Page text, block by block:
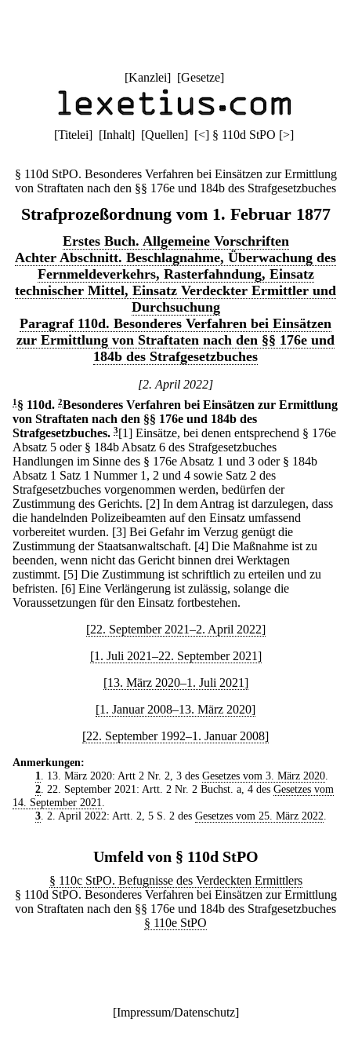
[Kanzlei] [Gesetze]
[Titelei] [Inhalt] [Quellen] [<] § 110d StPO [>]
§ 110d StPO. Besonderes Verfahren bei Einsätzen zur Ermittlung
von Straftaten nach den §§ 176e und 184b des Strafgesetzbuches
Strafprozeßordnung vom 1. Februar 1877
Erstes Buch. Allgemeine Vorschriften
Achter Abschnitt. Beschlagnahme, Überwachung des
Fernmeldeverkehrs, Rasterfahndung, Einsatz
technischer Mittel, Einsatz Verdeckter Ermittler und
Durchsuchung
Paragraf 110d. Besonderes Verfahren bei Einsätzen
zur Ermittlung von Straftaten nach den §§ 176e und
184b des Strafgesetzbuches
[2. April 2022]
1 § 110d. 2Besonderes Verfahren bei Einsätzen zur Ermittlung
von Straftaten nach den §§ 176e und 184b des
Strafgesetzbuches. 3[1] Einsätze, bei denen entsprechend § 176e
Absatz 5 oder § 184b Absatz 6 des Strafgesetzbuches
Handlungen im Sinne des § 176e Absatz 1 und 3 oder § 184b
Absatz 1 Satz 1 Nummer 1, 2 und 4 sowie Satz 2 des
Strafgesetzbuches vorgenommen werden, bedürfen der
Zustimmung des Gerichts. [2] In dem Antrag ist darzulegen, dass
die handelnden Polizeibeamten auf den Einsatz umfassend
vorbereitet wurden. [3] Bei Gefahr im Verzug genügt die
Zustimmung der Staatsanwaltschaft. [4] Die Maßnahme ist zu
beenden, wenn nicht das Gericht binnen drei Werktagen
zustimmt. [5] Die Zustimmung ist schriftlich zu erteilen und zu
befristen. [6] Eine Verlängerung ist zulässig, solange die
Voraussetzungen für den Einsatz fortbestehen.
[22. September 2021–2. April 2022]
[1. Juli 2021–22. September 2021]
[13. März 2020–1. Juli 2021]
[1. Januar 2008–13. März 2020]
[22. September 1992–1. Januar 2008]
Anmerkungen:
1
. 13. März 2020: Artt 2 Nr. 2, 3 des Gesetzes vom 3. März 2020.
2. 22. September 2021: Artt. 2 Nr. 2 Buchst. a, 4 des Gesetzes vom
14. September 2021
3. 2. April 2022: Artt. 2, 5 S. 2 des Gesetzes vom 25. März 2022
Umfeld von § 110d StPO
§ 110c StPO. Befugnisse des Verdeckten Ermittlers
§ 110d StPO. Besonderes Verfahren bei Einsätzen zur Ermittlung
von Straftaten nach den §§ 176e und 184b des Strafgesetzbuches
§ 110e StPO
[Impressum/Datenschutz]